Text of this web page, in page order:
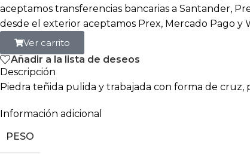
aceptamos transferencias bancarias a Santander,
desde el exterior aceptamos Prex, Mercado Pago y
Ver carrito
Añadir a la lista de deseos
Descripción
Piedra teñida pulida y trabajada con forma de
Información adicional
PESO